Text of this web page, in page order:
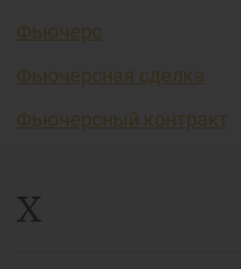
Фьючерс
Фьючерсная сделка
Фьючерсный контракт
Х